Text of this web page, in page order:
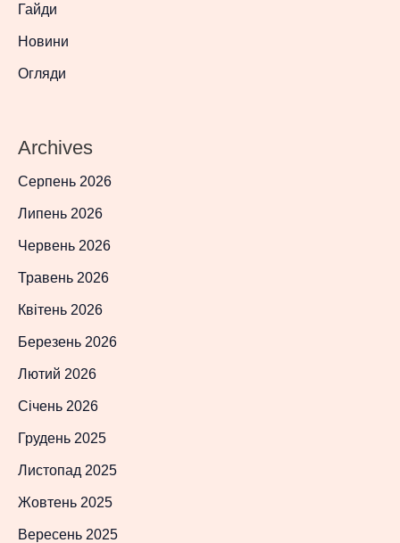
Гайди
Новини
Огляди
Archives
Серпень 2026
Липень 2026
Червень 2026
Травень 2026
Квітень 2026
Березень 2026
Лютий 2026
Січень 2026
Грудень 2025
Листопад 2025
Жовтень 2025
Вересень 2025